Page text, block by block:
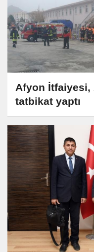
Afyon İtfaiyesi,
tatbikat yaptı